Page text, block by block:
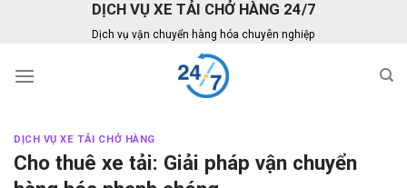
DỊCH VỤ XE TẢI CHỞ HÀNG 24/7
Dịch vụ vận chuyển hàng hóa chuyên nghiệp
DỊCH VỤ XE TẢI CHỞ HÀNG
Cho thuê xe tải: Giải pháp vận chuyển